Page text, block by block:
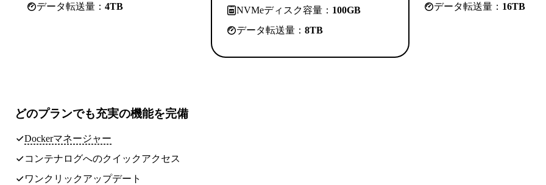
データ転送量： 4TB
NVMeディスク容量： 100GB
データ転送量： 8TB
データ転送量： 16TB
どのプランでも充実の機能を完備
Dockerマネージャー
コンテナログへのクイックアクセス
ワンクリックアップデート